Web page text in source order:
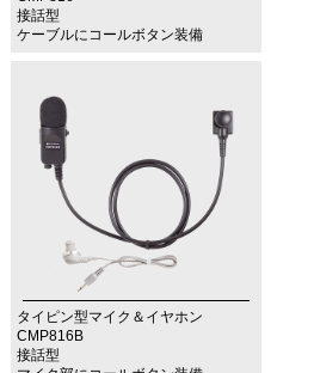
接話型
ケーブルにコールボタン装備
タイピン型マイク＆イヤホン
CMP816B
接話型